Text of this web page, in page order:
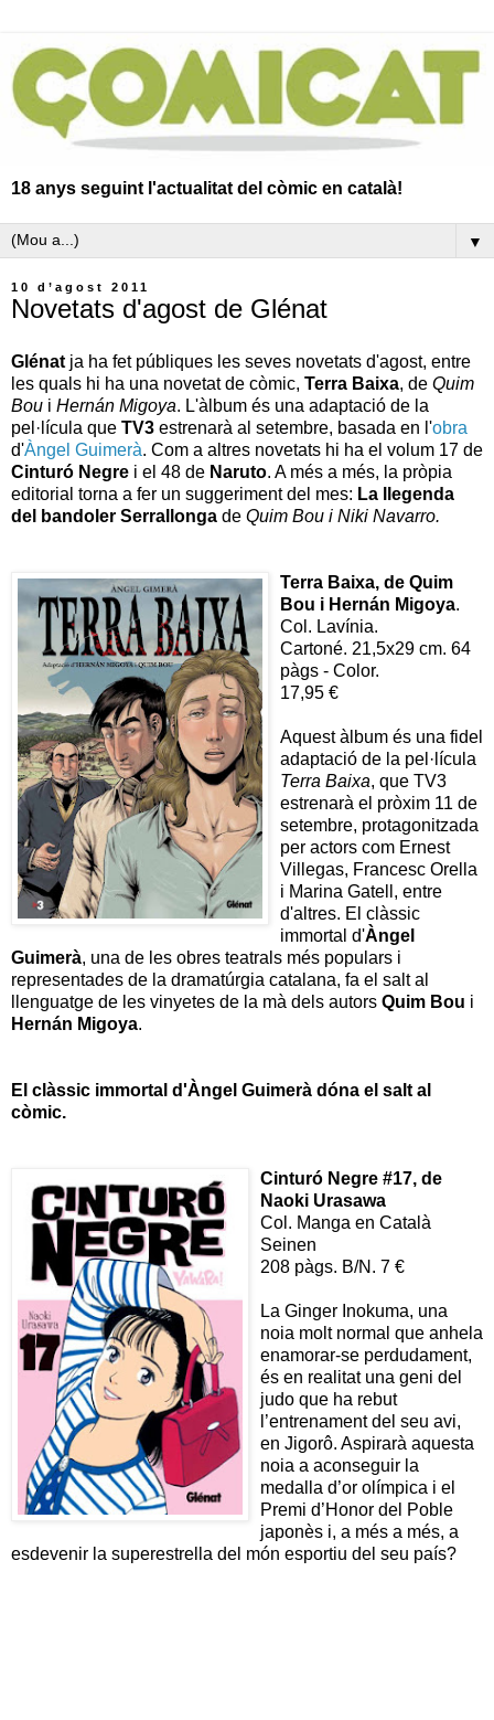
18 anys seguint l'actualitat del còmic en català!
▼
10 d’agost 2011
Novetats d'agost de Glénat
Glénat ja ha fet públiques les seves novetats d'agost, entre
les quals hi ha una novetat de còmic, Terra Baixa, de Quim
Bou i Hernán Migoya. L'àlbum és una adaptació de la
pel·lícula que TV3 estrenarà al setembre, basada en l'obra
d'Àngel Guimerà. Com a altres novetats hi ha el volum 17 de
Cinturó Negre i el 48 de Naruto. A més a més, la pròpia
editorial torna a fer un suggeriment del mes: La llegenda
del bandoler Serrallonga de Quim Bou i Niki Navarro.
Terra Baixa, de Quim
Bou i Hernán Migoya.
Col. Lavínia.
Cartoné. 21,5x29 cm. 64
pàgs - Color.
17,95 €
Aquest àlbum és una fidel
adaptació de la pel·lícula
Terra Baixa, que TV3
estrenarà el pròxim 11 de
setembre, protagonitzada
per actors com Ernest
Villegas, Francesc Orella
i Marina Gatell, entre
d'altres. El clàssic
immortal d'Àngel
Guimerà, una de les obres teatrals més populars i
representades de la dramatúrgia catalana, fa el salt al
llenguatge de les vinyetes de la mà dels autors Quim Bou i
Hernán Migoya.
El clàssic immortal d'Àngel Guimerà dóna el salt al
còmic.
Cinturó Negre #17, de
Naoki Urasawa
Col. Manga en Català
Seinen
208 pàgs. B/N. 7 €
La Ginger Inokuma, una
noia molt normal que anhela
enamorar-se perdudament,
és en realitat una geni del
judo que ha rebut
l’entrenament del seu avi,
en Jigorô. Aspirarà aquesta
noia a aconseguir la
medalla d’or olímpica i el
Premi d’Honor del Poble
japonès i, a més a més, a
esdevenir la superestrella del món esportiu del seu país?